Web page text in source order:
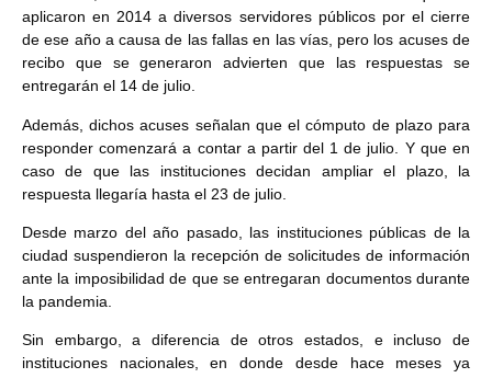
aplicaron en 2014 a diversos servidores públicos por el cierre
de ese año a causa de las fallas en las vías, pero los acuses de
recibo que se generaron advierten que las respuestas se
entregarán el 14 de julio.
Además, dichos acuses señalan que el cómputo de plazo para
responder comenzará a contar a partir del 1 de julio. Y que en
caso de que las instituciones decidan ampliar el plazo, la
respuesta llegaría hasta el 23 de julio.
Desde marzo del año pasado, las instituciones públicas de la
ciudad suspendieron la recepción de solicitudes de información
ante la imposibilidad de que se entregaran documentos durante
la pandemia.
Sin embargo, a diferencia de otros estados, e incluso de
instituciones nacionales, en donde desde hace meses ya